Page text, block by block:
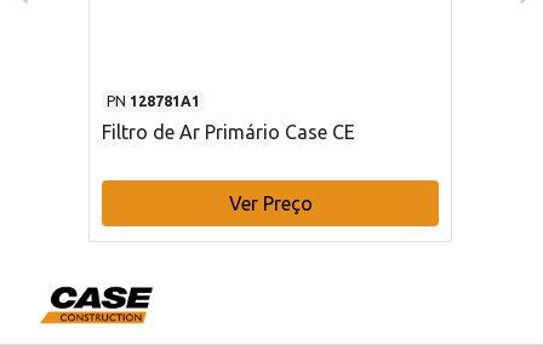
PN 128781A1
Filtro de Ar Primário Case CE
Ver Preço